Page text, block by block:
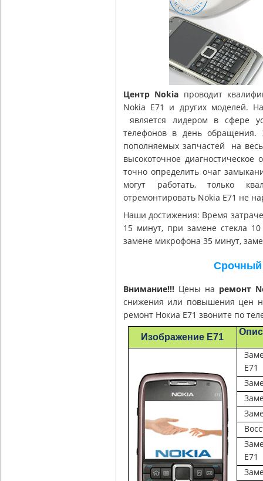
Центр Nokia проводит
Nokia E71 и других моделей.
является лидером в сфере
телефонов в день обращения.
пополняемых запчастей на
высокоточное
точно определить очаг
могут работать, только
отремонтировать Nokia E71 не
Наши достижения: Время
15 минут, при замене стекла
замене микрофона 35 минут,
Срочный
Внимание!!! Цены на ремонт
снижения или повышения цен
ремонт Нокиа Е71 звоните по
Изображение E71
E71
Е71